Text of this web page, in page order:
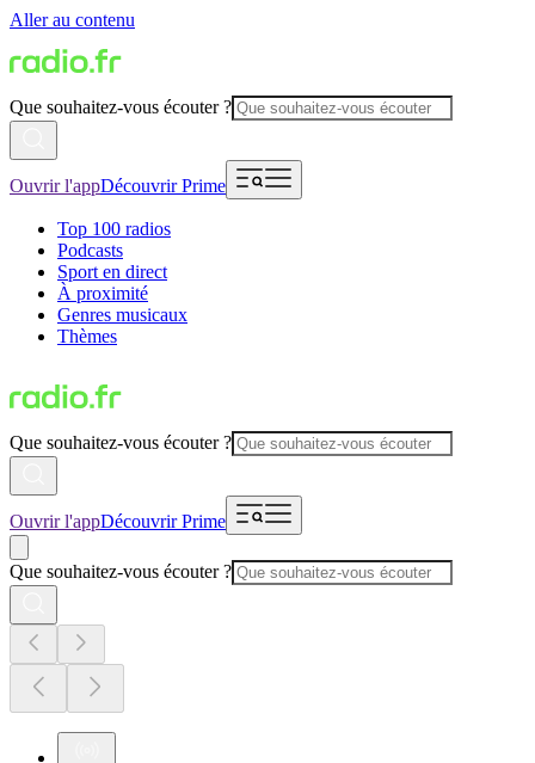
Aller au contenu
Que souhaitez-vous écouter ?
Ouvrir l'appDécouvrir Prime
Top 100 radios
Podcasts
Sport en direct
À proximité
Genres musicaux
Thèmes
Que souhaitez-vous écouter ?
Ouvrir l'appDécouvrir Prime
Que souhaitez-vous écouter ?